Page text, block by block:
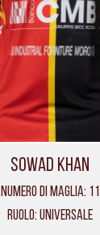
Sowad Khan
Numero di maglia: 11
Ruolo: Universale